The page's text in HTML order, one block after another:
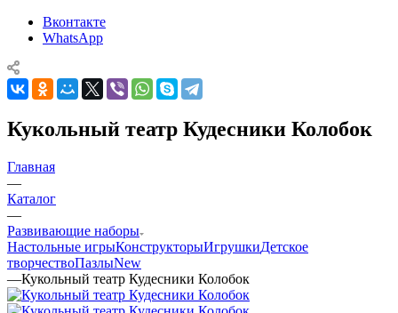
Вконтакте
WhatsApp
Кукольный театр Кудесники Колобок
Главная
—
Каталог
—
Развивающие наборы
Настольные игрыКонструкторыИгрушкиДетское
творчествоПазлыNew
—Кукольный театр Кудесники Колобок